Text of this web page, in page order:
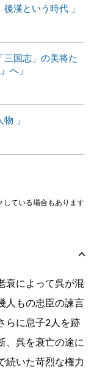
漢という時代 」
国志」の美将た
へ」
」
ている場合もあります
衰によって呉が混
人もの忠臣の諫言
らに息子2人を跡
、呉を衰亡の途に
続いた苛烈な権力